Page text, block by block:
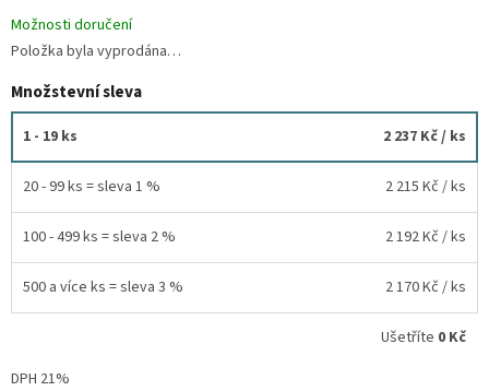
Možnosti doručení
Položka byla vyprodána…
Množstevní sleva
1 - 19 ks 2 237 Kč/ ks
20 - 99 ks = sleva 1 % 2 215 Kč / ks
100 - 499 ks = sleva 2 % 2 192 Kč / ks
500 a více ks = sleva 3 % 2 170 Kč / ks
Ušetříte 0 Kč
DPH 21%